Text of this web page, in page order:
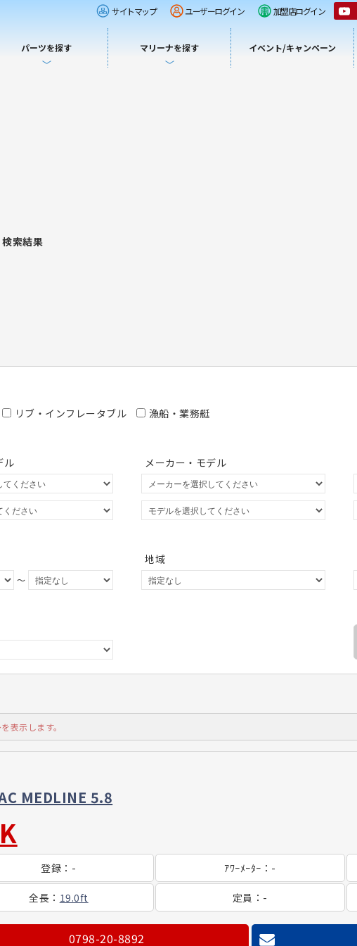
サイトマップ ユーザーログイン 加盟店ログイン
パーツを探す マリーナを探す イベント/キャンペーン
索結果
リブ・インフレータブル 漁船・業務艇
ル メーカー・モデル
～
地域
表示します。
MEDLINE 5.8
登録 ： - ｱﾜｰﾒｰﾀｰ ： -
全長 ： 19.0ft 定員 ： -
0798-20-8892